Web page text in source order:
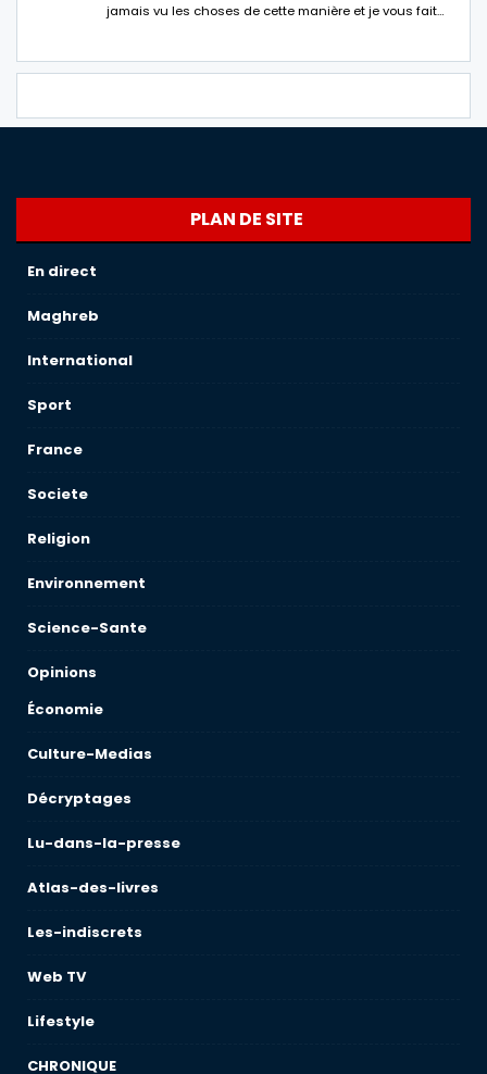
jamais vu les choses de cette manière et je vous fait…
PLAN DE SITE
En direct
Maghreb
International
Sport
France
Societe
Religion
Environnement
Science-Sante
Opinions
Économie
Culture-Medias
Décryptages
Lu-dans-la-presse
Atlas-des-livres
Les-indiscrets
Web TV
Lifestyle
CHRONIQUE